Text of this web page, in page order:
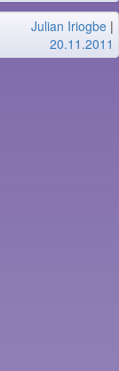
Julian Iriogbe |
20.11.2011